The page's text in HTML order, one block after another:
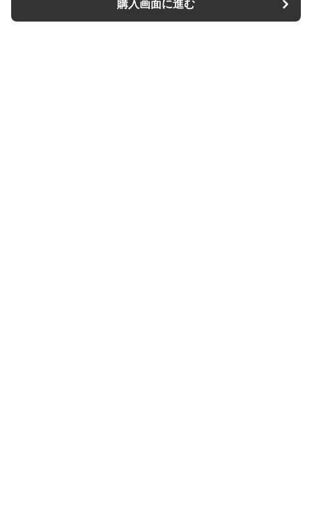
購入画面に進む
購入画面に進む